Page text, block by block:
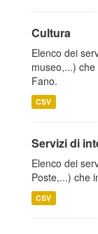
Cultura
Elenco dei
museo,...)
Fano.
CSV
Servizi di
Elenco dei
Poste,...) che
CSV